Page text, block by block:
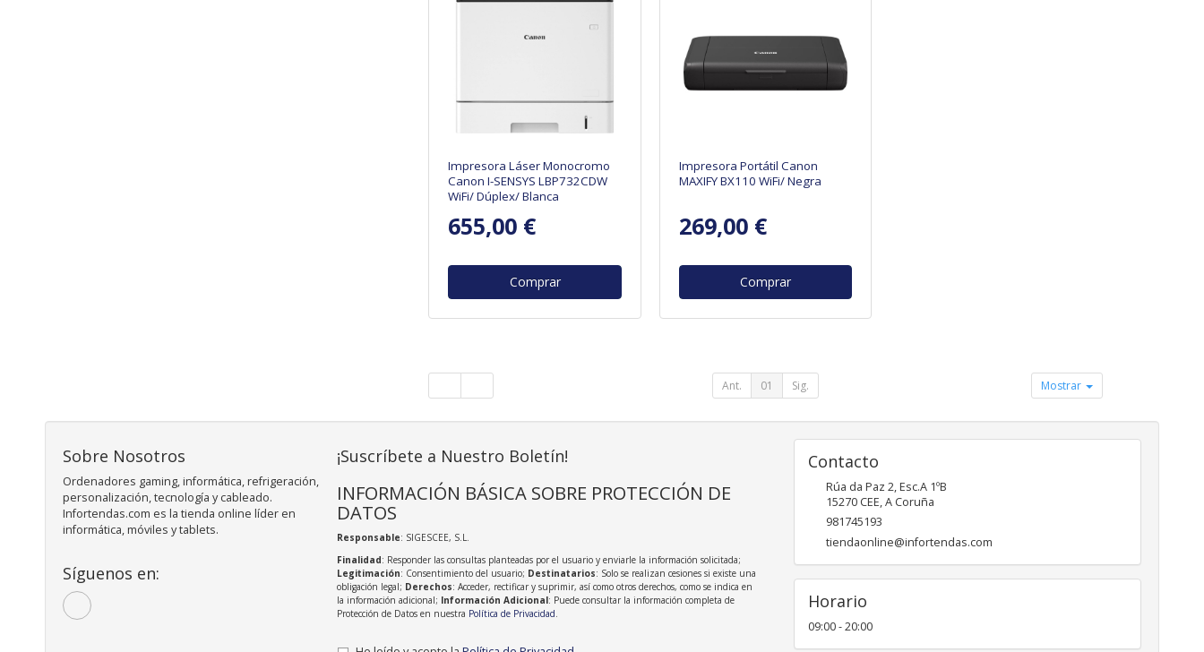
Impresora Láser Monocromo
Canon I-SENSYS LBP732CDW
WiFi/ Dúplex/ Blanca
655,00 €
Comprar
Impresora Portátil Canon
MAXIFY BX110 WiFi/ Negra
269,00 €
Comprar
Ant. 01 Sig. Mostrar
Sobre Nosotros
Ordenadores gaming, informática, refrigeración,
personalización, tecnología y cableado.
Infortendas.com es la tienda online líder en
informática, móviles y tablets.
Síguenos en:
¡Suscríbete a Nuestro Boletín!
INFORMACIÓN BÁSICA SOBRE PROTECCIÓN DE
DATOS
Responsable: SIGESCEE, S.L.
Finalidad: Responder las consultas planteadas por el usuario y enviarle la información solicitada;
Legitimación: Consentimiento del usuario; Destinatarios: Solo se realizan cesiones si existe una
obligación legal; Derechos: Acceder, rectificar y suprimir, así como otros derechos, como se indica en
la información adicional; Información Adicional: Puede consultar la información completa de
Protección de Datos en nuestra Política de Privacidad.
Contacto
Rúa da Paz 2, Esc.A 1ºB
15270 CEE,A Coruña
981745193
tiendaonline@infortendas.com
Horario
09:00 - 20:00